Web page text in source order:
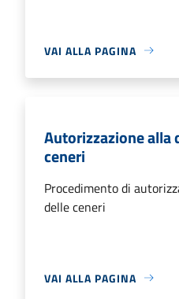
VAI ALLA PAGINA
Autorizzazione alla
ceneri
Procedimento di
delle ceneri
VAI ALLA PAGINA